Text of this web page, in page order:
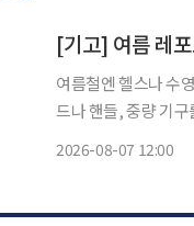
[기고] 여름 레
여름철엔 헬스나 수
드나 핸들, 중량 기
2026-08-07 12:00